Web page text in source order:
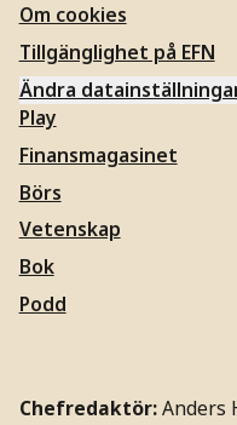
Om cookies
Tillgänglighet på EFN
Ändra
Play
Finansmagasinet
Börs
Vetenskap
Bok
Podd
Chefredaktör:Anders